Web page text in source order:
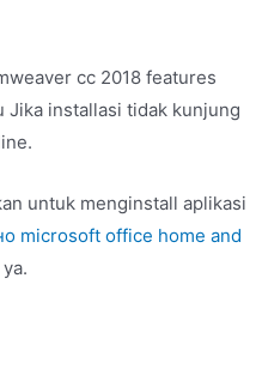
cc 2018 features
installasi tidak kunjung
untuk menginstall aplikasi
microsoft office home and